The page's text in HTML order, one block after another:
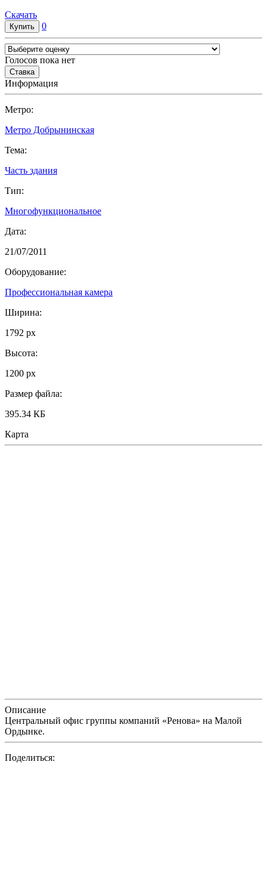
Cкачать
0
Голосов пока нет
Информация
Метро:
Метро Добрынинская
Тема:
Часть здания
Тип:
Многофункциональное
Дата:
21/07/2011
Оборудование:
Профессиональная камера
Ширина:
1792 px
Высота:
1200 px
Размер файла:
395.34 КБ
Карта
Описание
Центральный офис группы компаний «Ренова» на Малой
Ордынке.
Поделиться: